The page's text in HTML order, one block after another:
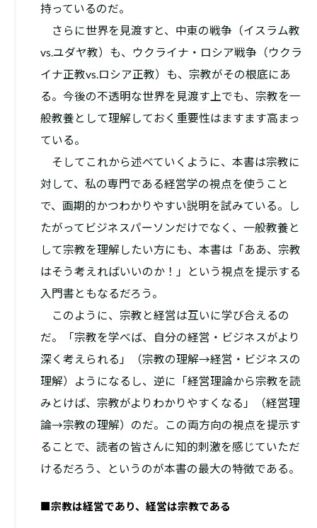
持っているのだ。
さらに世界を見渡すと、中東の戦争（イスラム教
vs.ユダヤ教）も、ウクライナ・ロシア戦争（ウクラ
イナ正教vs.ロシア正教）も、宗教がその根底にあ
る。今後の不透明な世界を見渡す上でも、宗教を一
般教養として理解しておく重要性はますます高まっ
ている。
そしてこれから述べていくように、本書は宗教に
対して、私の専門である経営学の視点を使うこと
で、画期的かつわかりやすい説明を試みている。し
たがってビジネスパーソンだけでなく、一般教養と
して宗教を理解したい方にも、本書は「ああ、宗教
はそう考えればいいのか！」という視点を提示する
入門書ともなるだろう。
このように、宗教と経営は互いに学び合えるの
だ。「宗教を学べば、自分の経営・ビジネスがより
深く考えられる」（宗教の理解→経営・ビジネスの
理解）ようになるし、逆に「経営理論から宗教を読
みとけば、宗教がよりわかりやすくなる」（経営理
論→宗教の理解）のだ。この両方向の視点を提示す
ることで、読者の皆さんに知的刺激を感じていただ
けるだろう、というのが本書の最大の特徴である。
■宗教は経営であり、経営は宗教である